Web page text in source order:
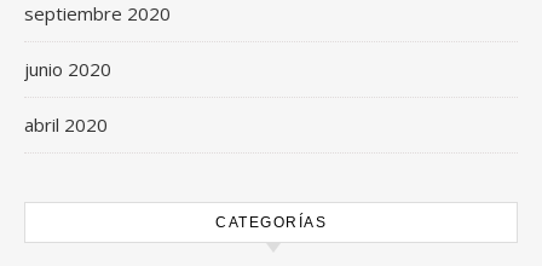
septiembre 2020
junio 2020
abril 2020
CATEGORÍAS